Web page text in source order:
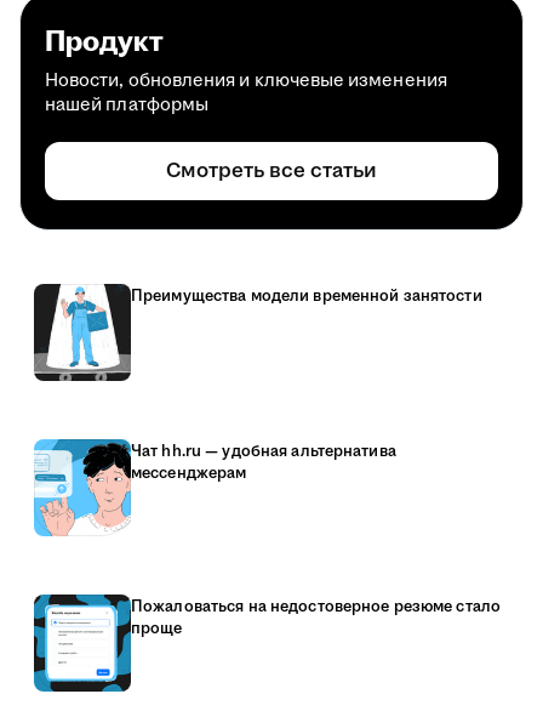
Продукт
Новости, обновления и ключевые изменения
нашей платформы
Смотреть все статьи
Преимущества модели временной занятости
Чат hh.ru — удобная альтернатива
мессенджерам
Пожаловаться на недостоверное резюме стало
проще